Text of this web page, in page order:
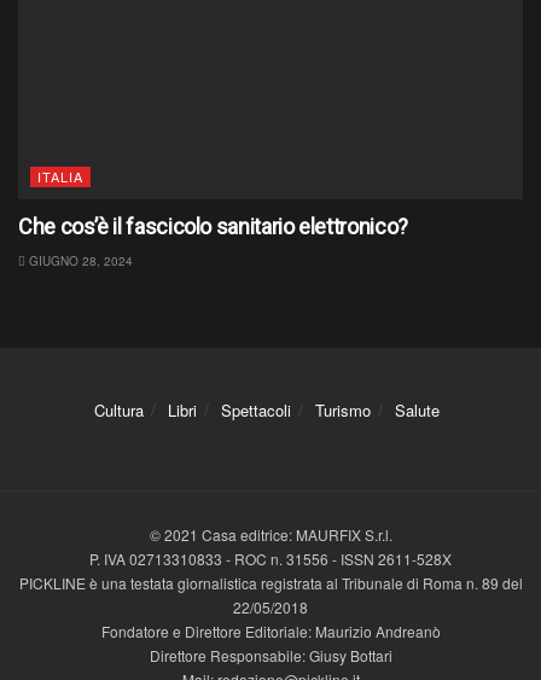
ITALIA
Che cos’è il fascicolo sanitario elettronico?
GIUGNO 28, 2024
Cultura Libri Spettacoli Turismo Salute
© 2021 Casa editrice: MAURFIX S.r.l.
P. IVA 02713310833 - ROC n. 31556 - ISSN 2611-528X
PICKLINE è una testata giornalistica registrata al Tribunale di Roma n. 89 del
22/05/2018
Fondatore e Direttore Editoriale: Maurizio Andreanò
Direttore Responsabile: Giusy Bottari